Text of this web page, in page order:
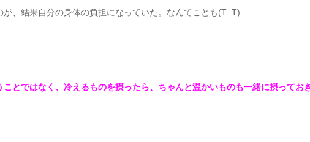
、結果自分の身体の負担になっていた。なんてことも(T_T)
とではなく、冷えるものを摂ったら、ちゃんと温かいものも一緒に摂ってお